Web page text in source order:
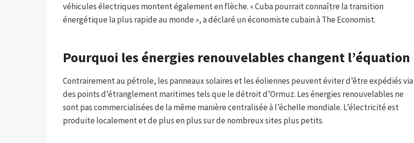
véhicules électriques montent également en flèche. « Cuba pourrait connaître la transition
énergétique la plus rapide au monde », a déclaré un économiste cubain à The Economist.
Pourquoi les énergies renouvelables changent l’équation
Contrairement au pétrole, les panneaux solaires et les éoliennes peuvent éviter d’être expédiés via
des points d’étranglement maritimes tels que le détroit d’Ormuz. Les énergies renouvelables ne
sont pas commercialisées de la même manière centralisée à l’échelle mondiale. L’électricité est
produite localement et de plus en plus sur de nombreux sites plus petits.